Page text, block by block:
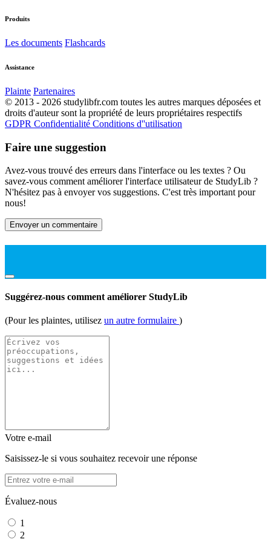
Produits
Les documents Flashcards
Assistance
Plainte Partenaires
© 2013 - 2026 studylibfr.com toutes les autres marques déposées et
droits d'auteur sont la propriété de leurs propriétaires respectifs
GDPR Confidentialité Conditions d''utilisation
Faire une suggestion
Avez-vous trouvé des erreurs dans l'interface ou les textes ? Ou
savez-vous comment améliorer l'interface utilisateur de StudyLib ?
N'hésitez pas à envoyer vos suggestions. C'est très important pour
nous!
Envoyer un commentaire
Suggérez-nous comment améliorer StudyLib
(Pour les plaintes, utilisez un autre formulaire )
Votre e-mail
Saisissez-le si vous souhaitez recevoir une réponse
Évaluez-nous
1
2